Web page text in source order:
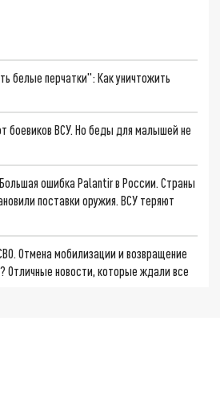
белые перчатки": Как уничтожить
боевиков ВСУ. Но беды для малышей не
ошибка Palantir в России. Страны
поставки оружия. ВСУ теряют
Отмена мобилизации и возвращение
Отличные новости, которые ждали все